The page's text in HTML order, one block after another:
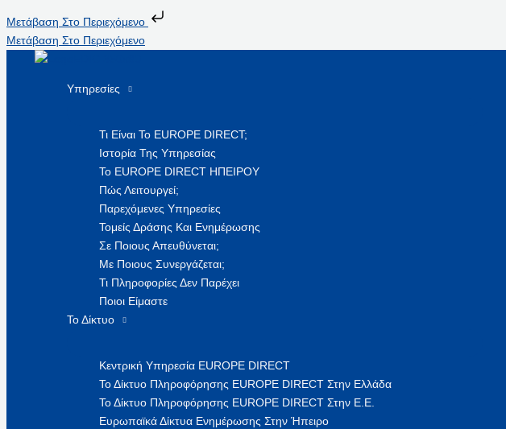
Μετάβαση Στο Περιεχόμενο
Μετάβαση Στο Περιεχόμενο
Υπηρεσίες
Τι Είναι Το EUROPE DIRECT;
Ιστορία Της Υπηρεσίας
Το EUROPE DIRECT ΗΠΕΙΡΟΥ
Πώς Λειτουργεί;
Παρεχόμενες Υπηρεσίες
Τομείς Δράσης Και Ενημέρωσης
Σε Ποιους Απευθύνεται;
Με Ποιους Συνεργάζεται;
Τι Πληροφορίες Δεν Παρέχει
Ποιοι Είμαστε
Το Δίκτυο
Κεντρική Υπηρεσία EUROPE DIRECT
Το Δίκτυο Πληροφόρησης EUROPE DIRECT Στην Ελλάδα
Το Δίκτυο Πληροφόρησης EUROPE DIRECT Στην Ε.Ε.
Ευρωπαϊκά Δίκτυα Ενημέρωσης Στην Ήπειρο